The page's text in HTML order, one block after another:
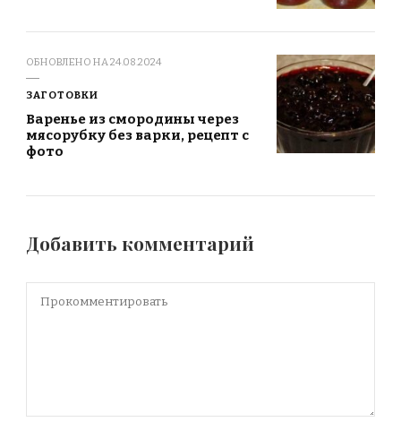
ОБНОВЛЕНО НА 24.08.2024
ЗАГОТОВКИ
Варенье из смородины через
мясорубку без варки, рецепт с
фото
Добавить комментарий